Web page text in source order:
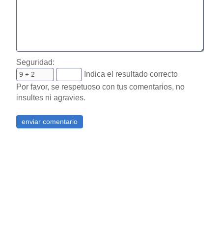
Seguridad:
Indica el resultado correcto
Por favor, se respetuoso con tus comentarios, no
insultes ni agravies.